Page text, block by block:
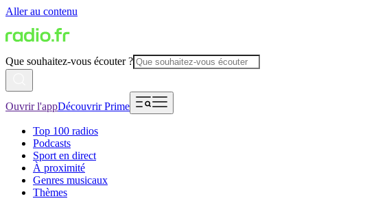
Aller au contenu
Que souhaitez-vous écouter ?
Ouvrir l'appDécouvrir Prime
Top 100 radios
Podcasts
Sport en direct
À proximité
Genres musicaux
Thèmes